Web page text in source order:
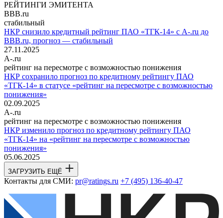
РЕЙТИНГИ ЭМИТЕНТА
BBB.ru
стабильный
НКР снизило кредитный рейтинг ПАО «ТГК-14» с A-.ru до
BBB.ru, прогноз — стабильный
27.11.2025
A-.ru
рейтинг на пересмотре с возможностью понижения
НКР сохранило прогноз по кредитному рейтингу ПАО
«ТГК-14» в статусе «рейтинг на пересмотре с возможностью
понижения»
02.09.2025
A-.ru
рейтинг на пересмотре с возможностью понижения
НКР изменило прогноз по кредитному рейтингу ПАО
«ТГК-14» на «рейтинг на пересмотре с возможностью
понижения»
05.06.2025
ЗАГРУЗИТЬ ЕЩЁ
Контакты для СМИ: pr@ratings.ru +7 (495) 136-40-47